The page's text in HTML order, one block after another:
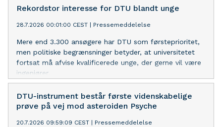
Rekordstor interesse for DTU blandt unge
28.7.2026 00:01:00 CEST Pressemeddelelse
Mere end 3.300 ansøgere har DTU som førsteprioritet,
men politiske begrænsninger betyder, at universitetet
fortsat må afvise kvalificerede unge, der gerne vil være
ingeniører.
DTU-instrument består første videnskabelige
prøve på vej mod asteroiden Psyche
20.7.2026 09:59:09 CEST Pressemeddelelse